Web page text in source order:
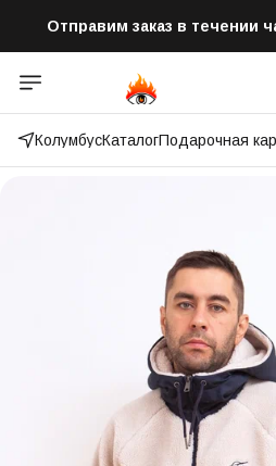
Отправим заказ в течении
Оплатим до 50% доставки
КолумбусКаталогПодарочная